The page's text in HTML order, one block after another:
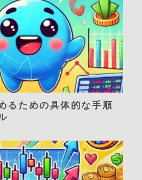
るための具体的な手順